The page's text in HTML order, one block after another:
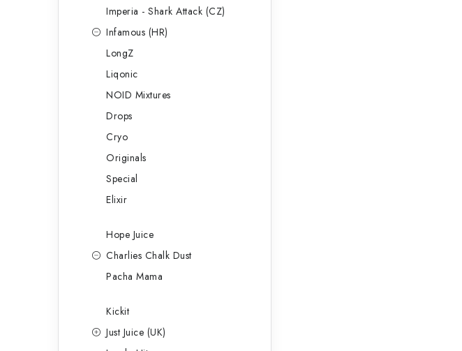
Imperia - Shark Attack (CZ)
Infamous (HR)
LongZ
Liqonic
NOID Mixtures
Drops
Cryo
Originals
Special
Elixir
Hope Juice
Charlies Chalk Dust
Pacha Mama
Kickit
Just Juice (UK)